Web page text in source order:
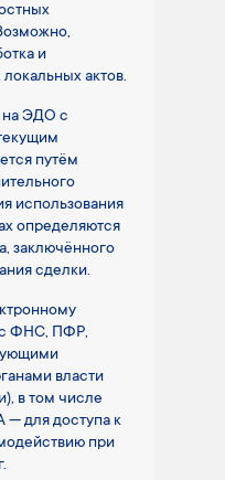
и
актов.
ЭДО с
путём
использования
определяются
заключённого
сделки.
с ФНС, ПФР,
власти
в том числе
— для доступа к
при